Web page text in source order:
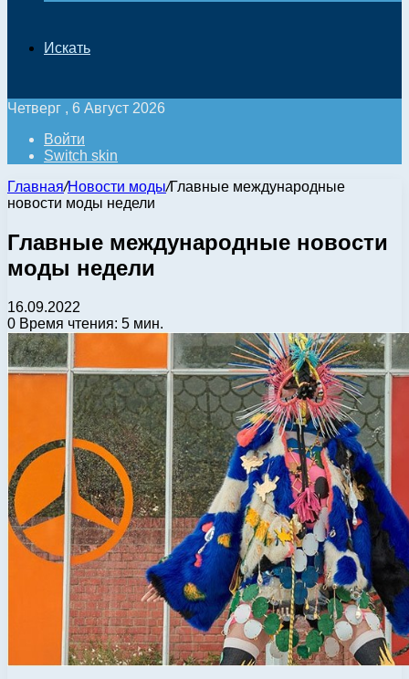
Искать
Четверг , 6 Август 2026
Войти
Switch skin
Главная/Новости моды/Главные международные
новости моды недели
Главные международные новости
моды недели
16.09.2022
0 Время чтения: 5 мин.